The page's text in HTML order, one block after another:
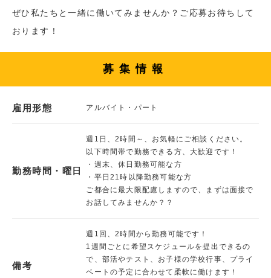
ぜひ私たちと一緒に働いてみませんか？ご応募お待ちして
おります！
募集情報
雇用形態 アルバイト・パート
勤務時間・曜日
週1日、2時間～、お気軽にご相談ください。
以下時間帯で勤務できる方、大歓迎です！
・週末、休日勤務可能な方
・平日21時以降勤務可能な方
ご都合に最大限配慮しますので、まずは面接で
お話してみませんか？？
備考
週1回、2時間から勤務可能です！
1週間ごとに希望スケジュールを提出できるの
で、部活やテスト、お子様の学校行事、プライ
ベートの予定に合わせて柔軟に働けます！